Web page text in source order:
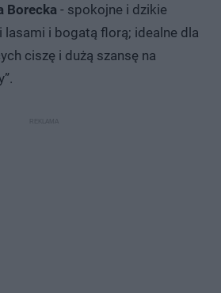
Borecka - spokojne i dzikie
i bogatą florą; idealne dla
ciszę i dużą szansę na